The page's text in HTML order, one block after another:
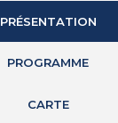
PRÉSENTATION
PROGRAMME
CARTE